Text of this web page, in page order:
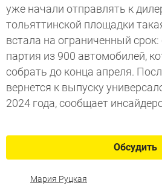
уже начали отправлять к
тольяттинской площадки
встала на ограниченный
партия из 900 автомобилей,
собрать до конца апреля.
вернется к выпуску
2024 года, сообщает
Обсудить
Мария Руцкая